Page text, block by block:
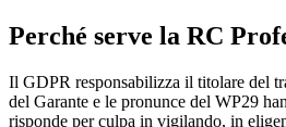
Perché serve la RC
Il GDPR responsabilizza il titolare del
del Garante e le pronunce del WP29
risponde per culpa in vigilando, in